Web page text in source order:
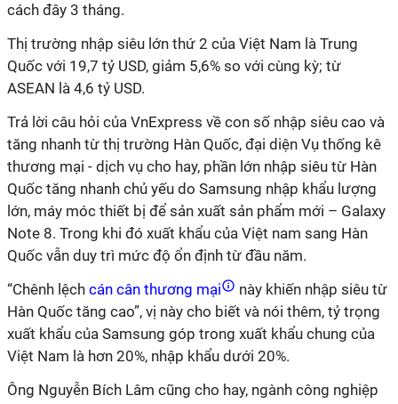
cách đây 3 tháng.
Thị trường nhập siêu lớn thứ 2 của Việt Nam là Trung
Quốc với 19,7 tỷ USD, giảm 5,6% so với cùng kỳ; từ
ASEAN là 4,6 tỷ USD.
Trả lời câu hỏi của VnExpress về con số nhập siêu cao và
tăng nhanh từ thị trường Hàn Quốc, đại diện Vụ thống kê
thương mại - dịch vụ cho hay, phần lớn nhập siêu từ Hàn
Quốc tăng nhanh chủ yếu do Samsung nhập khẩu lượng
lớn, máy móc thiết bị để sản xuất sản phẩm mới – Galaxy
Note 8. Trong khi đó xuất khẩu của Việt nam sang Hàn
Quốc vẫn duy trì mức độ ổn định từ đầu năm.
“Chênh lệch cán cân thương mại
này khiến nhập siêu từ
Hàn Quốc tăng cao”, vị này cho biết và nói thêm, tỷ trọng
xuất khẩu của Samsung góp trong xuất khẩu chung của
Việt Nam là hơn 20%, nhập khẩu dưới 20%.
Ông Nguyễn Bích Lâm cũng cho hay, ngành công nghiệp